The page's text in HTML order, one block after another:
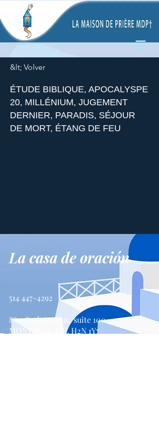
&lt; Volver
ÉTUDE BIBLIQUE, APOCALYSPE
20, MILLÉNIUM, JUGEMENT
DERNIER, PARADIS, SÉJOUR
DE MORT, ÉTANG DE FEU
La casa de oración
514 447-4292
8815 Park Avenue, suite 100
MONTREAL, QC, H2N 1Y7